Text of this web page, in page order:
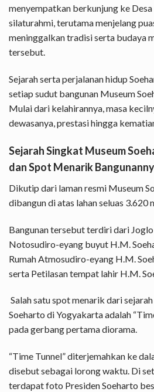
menyempatkan berkunjung ke
silaturahmi, terutama menjelang
meninggalkan tradisi serta budaya
tersebut.
Sejarah serta perjalanan hidup
setiap sudut bangunan Museum
Mulai dari kelahirannya, masa
dewasanya, prestasi hingga
Sejarah Singkat Museum
dan Spot Menarik
Dikutip dari laman resmi Museum
dibangun di atas lahan seluas 3.620
Bangunan tersebut terdiri dari Joglo
Notosudiro-eyang buyut H.M.
Rumah Atmosudiro-eyang H.M.
serta Petilasan tempat lahir H.M.
Salah satu spot menarik dari
Soeharto di Yogyakarta adalah
pada gerbang pertama diorama.
“Time Tunnel” diterjemahkan ke
disebut sebagai lorong waktu. Di
terdapat foto Presiden Soeharto